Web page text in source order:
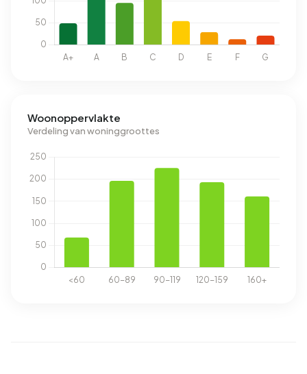
Woonoppervlakte
Verdeling van woninggroottes